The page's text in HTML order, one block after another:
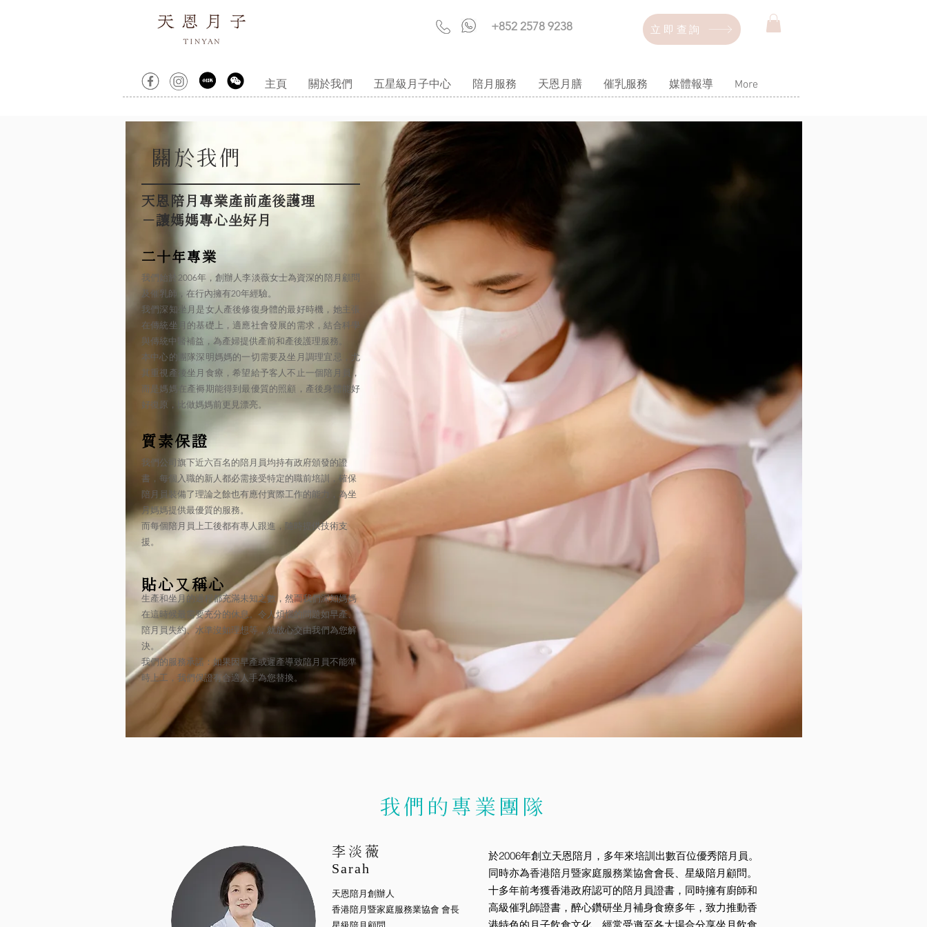
+852 2578 9238 立即查詢
主頁 關於我們 五星級月子中心 陪月服務 天恩月膳 催乳服務 媒體報導 More
關於我們
二十年專業
我們始於2006年，創辦人李淡薇女士為資深的陪月顧問
及催乳師，在行內擁有20年經驗。
我們深知坐月是女人產後修復身體的最好時機，她主張
在傳統坐月的基礎上，適應社會發展的需求，結合科學
與傳統中醫補益，為產婦提供產前和產後護理服務。
本中心的團隊深明媽媽的一切需要及坐月調理宜忌，尤
其重視產後坐月食療，希望給予客人不止一個 陪月員 ，
而是媽媽在產褥期能得到最優質的照顧，產後身體能好
好復原，比做媽媽前更見漂亮。
質素保證
我們公司旗下近六百名的陪月員均持有政府頒發的證
書，每個入職的新人都必需接受特定的職前培訓，確保
陪月員裝備了理論之餘也有應付實際工作的能力，為坐
月媽媽提供最優質的服務。
而每個陪月員上工後都有專人跟進，隨時提供技術支
援。
生產和坐月的過程都充滿未知之數，然而我們深知媽媽
在這時候最需要充分的休息。令人煩惱的問題如早產、
陪月員失約、水準沒如理想等，就放心交由我們為您解
決。
我們的服務承諾：如果因早產或遲產導致陪月員不能準
時上工，我們保證有合適人手為您替換。
貼心又稱心
天恩陪月專業產前產後護理
－讓媽媽專心坐好月
我們的專業團隊
李淡薇
Sarah
天恩陪月創辦人
香港陪月暨家庭服務業協會 會長
於2006年創立天恩陪月，多年來培訓出數百位優秀陪月員。
同時亦為香港陪月暨家庭服務業協會會長、星級陪月顧問。
十多年前考獲香港政府認可的陪月員證書，同時擁有廚師和
高級催乳師證書，醉心鑽研坐月補身食療多年，致力推動香